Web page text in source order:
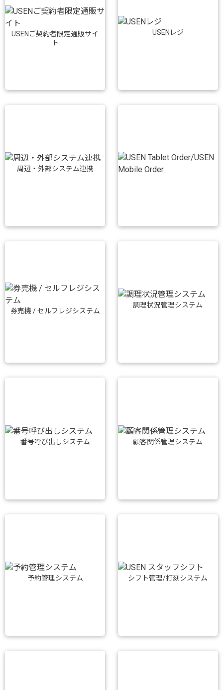
USENご契約者限定通販サイ
ト
USENレジ
周辺・外部システム連携
券売機 / セルフレジシステム
調理状況管理システム
番号呼び出しシステム 顧客関係管理システム
予約管理システム シフト管理/打刻システム